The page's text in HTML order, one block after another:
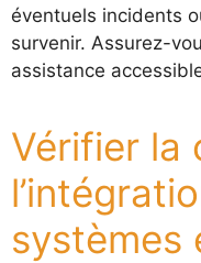
éventuels incidents
survenir. Assurez-
assistance
Vérifier la
systèmes